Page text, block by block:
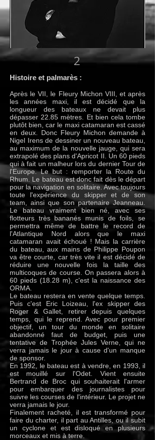
2
Histoire et palmarès :
Après le VII, le Fleury Michon VIII, et après
les années maxi, il est décidé que la
longueur des bateaux ne devait plus
dépasser 22.85 mètres. Et bien cela tombe
plutôt bien, car le maxi catamaran est cassé
en deux. Donc Fleury Michon demande à
Nigel Irens de dessiner un nouveau bateau,
au maximum de la nouvelle jauge, qui sera
extrapolé des plans d'Apricot II. Un 60 pieds
qui à fait un malheur lors du dernier Tour de
l'Europe. Le but : remporter la Route du
Rhum. Le bateau est donc fait dès le départ
pour la navigation en solitaire. Avec toujours
toute l'expérience du skipper et de son
team, ainsi que son partenaire Jeanneau.
Le bateau vraiment bien né, avec ses
flotteurs très bananés munis de foils, se
permettra même de battre le record de
l'Atlantique Nord alors que le maxi
catamaran avait échoué ! Mais la carrière
du bateau, aux mains de Philippe Poupon
va être courte, car très vite il est décidé de
réduire une nouvelle fois la taille des
multicoques de course. On passera alors à
60 pieds (18.28 m), c'est la naissance des
ORMA.
Le bateau restera en vente quelque temps.
Puis c'est Eric Loizeau, l'ex skipper des
Roger & Gallet, retirer depuis quelques
temps, qui le reprend. Avec pour premier
objectif, un tour du monde en solitaire
abandonné faut de budget, puis une
tentative de Trophée Jules Verne, qui ne
verra jamais le jour à cause d'un manque
de sponsor.
En 1992, le bateau est à vendre, en 1993, il
est mouillé sur l'Odet. Vient ensuite
Bertrand de Broc qui souhaiterait l'armer
pour embarquer des journalistes pour
suivre les courses de l'intérieur. Le projet ne
verra jamais le jour.
Finalement racheté, il est transformé pour
faire du charter, il part au Antilles, ou il subit
un cyclone et est disloqué en plusieurs
morceaux et mis à terre.